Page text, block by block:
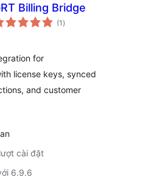
Billing Bridge
(1 tổng
đánh
)
for
license keys, synced
and customer
cài đặt
6.9.6